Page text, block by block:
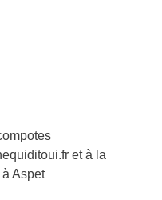
et à la
Aspet